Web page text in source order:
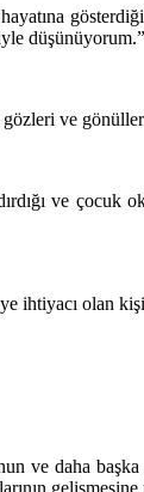
düşünüyorum.”
ve
ve çocuk
ihtiyacı olan
ve daha